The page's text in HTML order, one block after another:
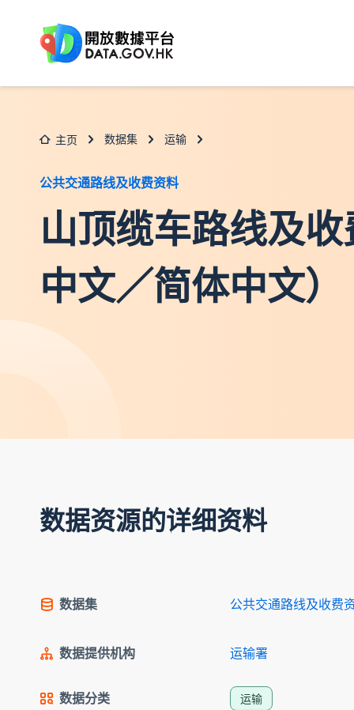
主页 数据集 运输
公共交通路线及收费资料
山顶缆车路线及
中文／简体中文）
数据资源的详细资料
数据集 公共交通路线及收费
数据提供机构 运输署
数据分类 运输